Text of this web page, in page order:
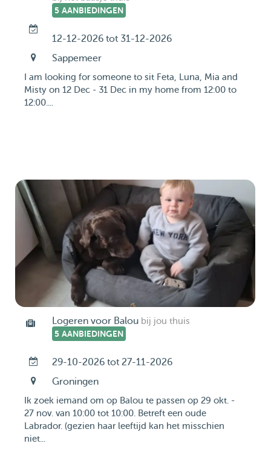
5 AANBIEDINGEN
12-12-2026 tot 31-12-2026
Sappemeer
I am looking for someone to sit Feta, Luna, Mia and
Misty on 12 Dec - 31 Dec in my home from 12:00 to
12:00....
Logeren voor Balou bij jou thuis
5 AANBIEDINGEN
29-10-2026 tot 27-11-2026
Groningen
Ik zoek iemand om op Balou te passen op 29 okt. -
27 nov. van 10:00 tot 10:00. Betreft een oude
Labrador. (gezien haar leeftijd kan het misschien
niet...